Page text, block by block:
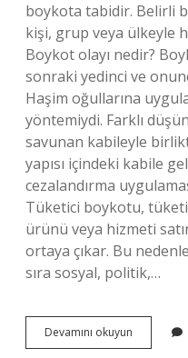
boykota tabidir. Belirli
kişi, grup veya ülkeyle
Boykot olayı nedir?
sonraki yedinci ve
Haşim oğullarına
yöntemiydi. Farklı
savunan kabileyle
yapısı içindeki kabile
cezalandırma
Tüketici boykotu,
ürünü veya hizmeti
ortaya çıkar. Bu
sıra sosyal, politik,…
Devamını okuyun
Boykotu